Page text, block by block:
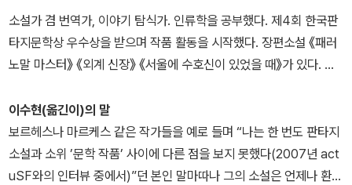
문학 부문의 문학상을 두루 수상했다.
소설가 겸 번역가, 이야기 탐식가. 인류학을 공부했다. 제4회 한국판
타지문학상 우수상을 받으며 작품 활동을 시작했다. 장편소설 《패러
노말 마스터》 《외계 신장》 《서울에 수호신이 있었을 때》가 있다. 닐
R. 마틴 등의 작품을 옮겼다.
이수현(옮긴이)의 말
보르헤스나 마르케스 같은 작가들을 예로 들며 “나는 한 번도 판타지
소설과 소위 ’문학 작품’ 사이에 다른 점을 보지 못했다(2007년 act
uSF와의 인터뷰 중에서)”던 본인 말마따나 그의 소설은 언제나 환상